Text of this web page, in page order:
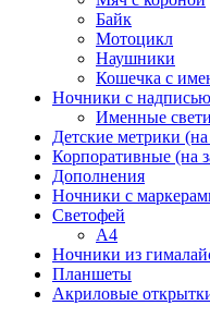
Байк
Мотоцикл
Наушники
Кошечка с
Ночники с надписью
Именные
Детские метрики (на
Корпоративные (на
Дополнения
Ночники с
Светофей
А4
Ночники из
Планшеты
Акриловые